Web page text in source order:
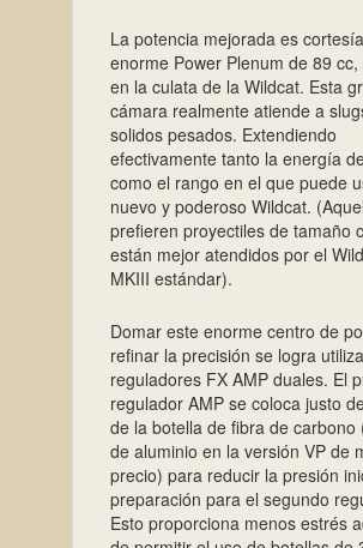
La potencia mejorada es
enorme Power Plenum de 89 cc,
en la culata de la Wildcat. Esta
cámara realmente atiende a
solidos pesados. Extendiendo
efectivamente tanto la energía
como el rango en el que puede
nuevo y poderoso Wildcat.
prefieren proyectiles de tamaño
están mejor atendidos por el
MKIII estándar).
Domar este enorme centro de
refinar la precisión se logra
reguladores FX AMP duales. El
regulador AMP se coloca justo
de la botella de fibra de carbono
de aluminio en la versión VP de
precio) para reducir la presión
preparación para el segundo
Esto proporciona menos estrés